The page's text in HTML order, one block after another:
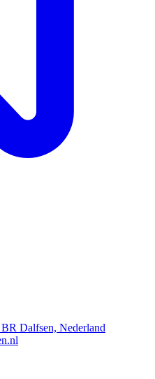
Dalfsen, Nederland